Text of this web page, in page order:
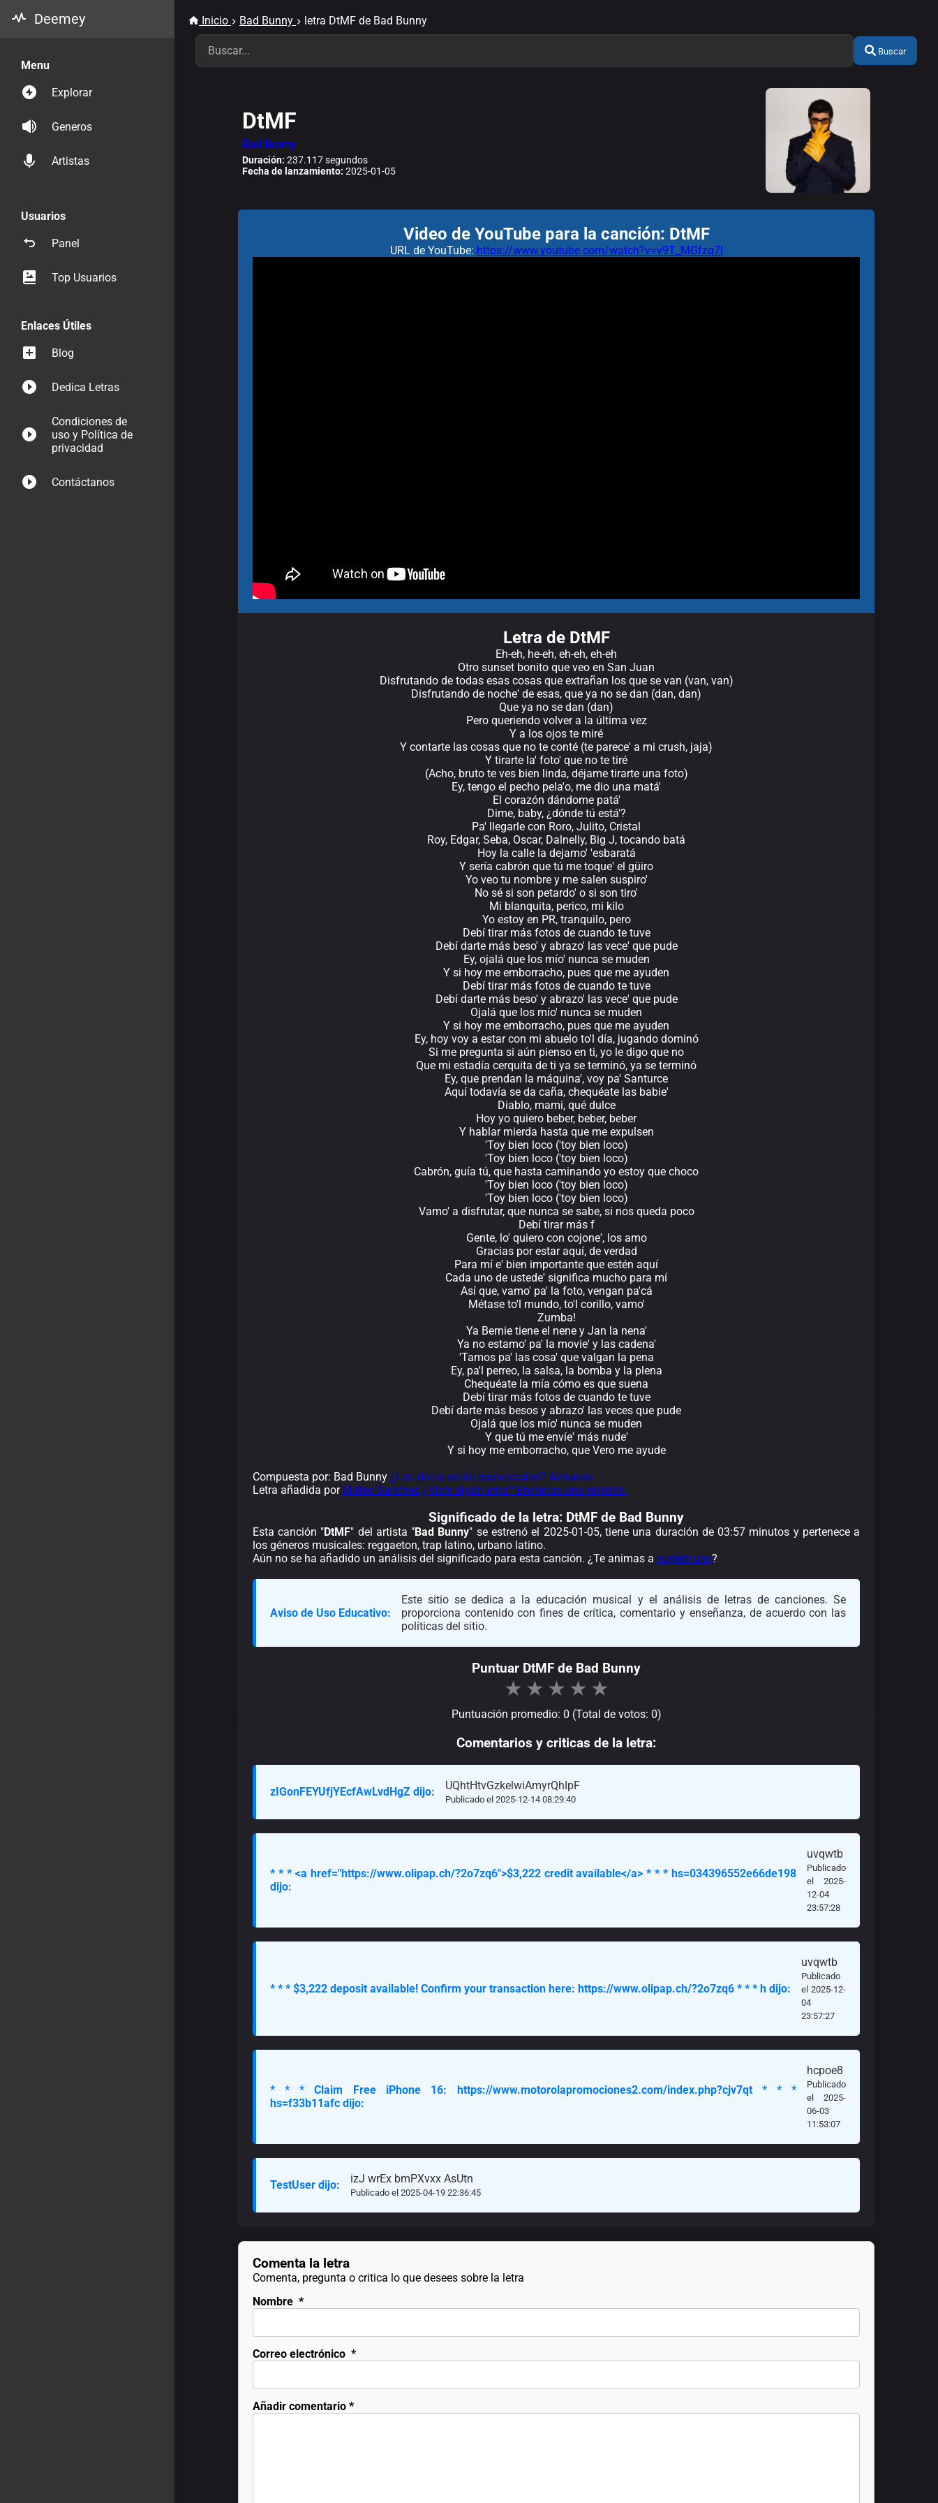
Deemey
Menu
Explorar
Generos
Artistas
Usuarios
Panel
Top Usuarios
Enlaces Útiles
Blog
Dedica Letras
Condiciones de
uso y Política de
privacidad
Contáctanos
Inicio Bad Bunny letra DtMF de Bad Bunny
Buscar
DtMF
Bad Bunny
Duración: 237.117 segundos
Fecha de lanzamiento: 2025-01-05
Video de YouTube para la canción: DtMF
URL de YouTube: https://www.youtube.com/watch?v=v9T_MGfzq7I
Letra de DtMF
Eh-eh, he-eh, eh-eh, eh-eh
Otro sunset bonito que veo en San Juan
Disfrutando de todas esas cosas que extrañan los que se van (van, van)
Disfrutando de noche' de esas, que ya no se dan (dan, dan)
Que ya no se dan (dan)
Pero queriendo volver a la última vez
Y a los ojos te miré
Y contarte las cosas que no te conté (te parece' a mi crush, jaja)
Y tirarte la' foto' que no te tiré
(Acho, bruto te ves bien linda, déjame tirarte una foto)
Ey, tengo el pecho pela'o, me dio una matá'
El corazón dándome patá'
Dime, baby, ¿dónde tú está'?
Pa' llegarle con Roro, Julito, Cristal
Roy, Edgar, Seba, Oscar, Dalnelly, Big J, tocando batá
Hoy la calle la dejamo' 'esbaratá
Y sería cabrón que tú me toque' el güiro
Yo veo tu nombre y me salen suspiro'
No sé si son petardo' o si son tiro'
Mi blanquita, perico, mi kilo
Yo estoy en PR, tranquilo, pero
Debí tirar más fotos de cuando te tuve
Debí darte más beso' y abrazo' las vece' que pude
Ey, ojalá que los mío' nunca se muden
Y si hoy me emborracho, pues que me ayuden
Debí tirar más fotos de cuando te tuve
Debí darte más beso' y abrazo' las vece' que pude
Ojalá que los mío' nunca se muden
Y si hoy me emborracho, pues que me ayuden
Ey, hoy voy a estar con mi abuelo to'l día, jugando dominó
Si me pregunta si aún pienso en ti, yo le digo que no
Que mi estadía cerquita de ti ya se terminó, ya se terminó
Ey, que prendan la máquina', voy pa' Santurce
Aquí todavía se da caña, chequéate las babie'
Diablo, mami, qué dulce
Hoy yo quiero beber, beber, beber
Y hablar mierda hasta que me expulsen
'Toy bien loco ('toy bien loco)
'Toy bien loco ('toy bien loco)
Cabrón, guía tú, que hasta caminando yo estoy que choco
'Toy bien loco ('toy bien loco)
'Toy bien loco ('toy bien loco)
Vamo' a disfrutar, que nunca se sabe, si nos queda poco
Debí tirar más f
Gente, lo' quiero con cojone', los amo
Gracias por estar aquí, de verdad
Para mí e' bien importante que estén aquí
Cada uno de ustede' significa mucho para mí
Así que, vamo' pa' la foto, vengan pa'cá
Métase to'l mundo, to'l corillo, vamo'
Zumba!
Ya Bernie tiene el nene y Jan la nena'
Ya no estamo' pa' la movie' y las cadena'
'Tamos pa' las cosa' que valgan la pena
Ey, pa'l perreo, la salsa, la bomba y la plena
Chequéate la mía cómo es que suena
Debí tirar más fotos de cuando te tuve
Debí darte más besos y abrazo' las veces que pude
Ojalá que los mío' nunca se muden
Y que tú me envíe' más nude'
Y si hoy me emborracho, que Vero me ayude
Compuesta por: Bad Bunny ¿Los datos están equivocados? Avísanos.
Letra añadida por Mateo Sanchez ¿Viste algún error? Envíanos una revisión.
Significado de la letra: DtMF de Bad Bunny
Esta canción "DtMF" del artista "Bad Bunny" se estrenó el 2025-01-05, tiene una duración de 03:57 minutos y pertenece a
los géneros musicales: reggaeton, trap latino, urbano latino.
Aún no se ha añadido un análisis del significado para esta canción. ¿Te animas a sugerir uno?
Aviso de Uso Educativo:
Este sitio se dedica a la educación musical y el análisis de letras de canciones. Se
proporciona contenido con fines de crítica, comentario y enseñanza, de acuerdo con las
políticas del sitio.
Puntuar DtMF de Bad Bunny
★ ★ ★ ★ ★
Puntuación promedio: 0 (Total de votos: 0)
Comentarios y criticas de la letra:
zIGonFEYUfjYEcfAwLvdHgZ dijo: UQhtHtvGzkelwiAmyrQhIpF
Publicado el 2025-12-14 08:29:40
* * * <a href="https://www.olipap.ch/?2o7zq6">$3,222 credit available</a> * * * hs=034396552e66de198
dijo:
uvqwtb
Publicado
el 2025-
12-04
23:57:28
* * * $3,222 deposit available! Confirm your transaction here: https://www.olipap.ch/?2o7zq6 * * * h dijo:
uvqwtb
Publicado
el 2025-12-
04
23:57:27
* * * Claim Free iPhone 16: https://www.motorolapromociones2.com/index.php?cjv7qt * * *
hs=f33b11afc dijo:
hcpoe8
Publicado
el 2025-
06-03
11:53:07
TestUser dijo: izJ wrEx bmPXvxx AsUtn
Publicado el 2025-04-19 22:36:45
Comenta la letra
Comenta, pregunta o critica lo que desees sobre la letra
Nombre *
Correo electrónico *
Añadir comentario*